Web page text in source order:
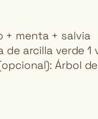
+ menta + salvia
de arcilla verde 1
Árbol